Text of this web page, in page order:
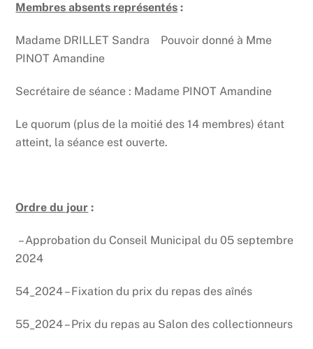
Membres absents représentés :
Madame DRILLET Sandra Pouvoir donné à Mme
PINOT Amandine
Secrétaire de séance : Madame PINOT Amandine
Le quorum (plus de la moitié des 14 membres) étant
atteint, la séance est ouverte.
Ordre du jour :
– Approbation du Conseil Municipal du 05 septembre
2024
54_2024 – Fixation du prix du repas des aînés
55_2024 – Prix du repas au Salon des collectionneurs